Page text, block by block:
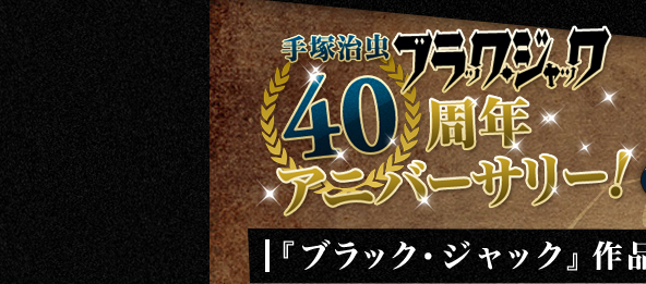
手塚治虫 ブラックジャック 40周年アニバーサリー